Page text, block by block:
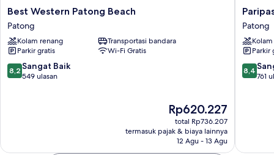
Best
Western
Patong
Beach
Patong
Best Western Patong Beach
Patong
Kolam renang
Transportasi bandara
Parkir gratis
Wi-Fi Gratis
8.2
dari
8,2 Sangat Baik
549 ulasan
Harga
sekarang
Rp620.227
Rp620.227
total Rp736.207
termasuk pajak & biaya lainnya
12 Agu - 13 Agu
Paripas
Patong
Resort
Patong
Patong
Parkir
8.4
dari
8,4
761